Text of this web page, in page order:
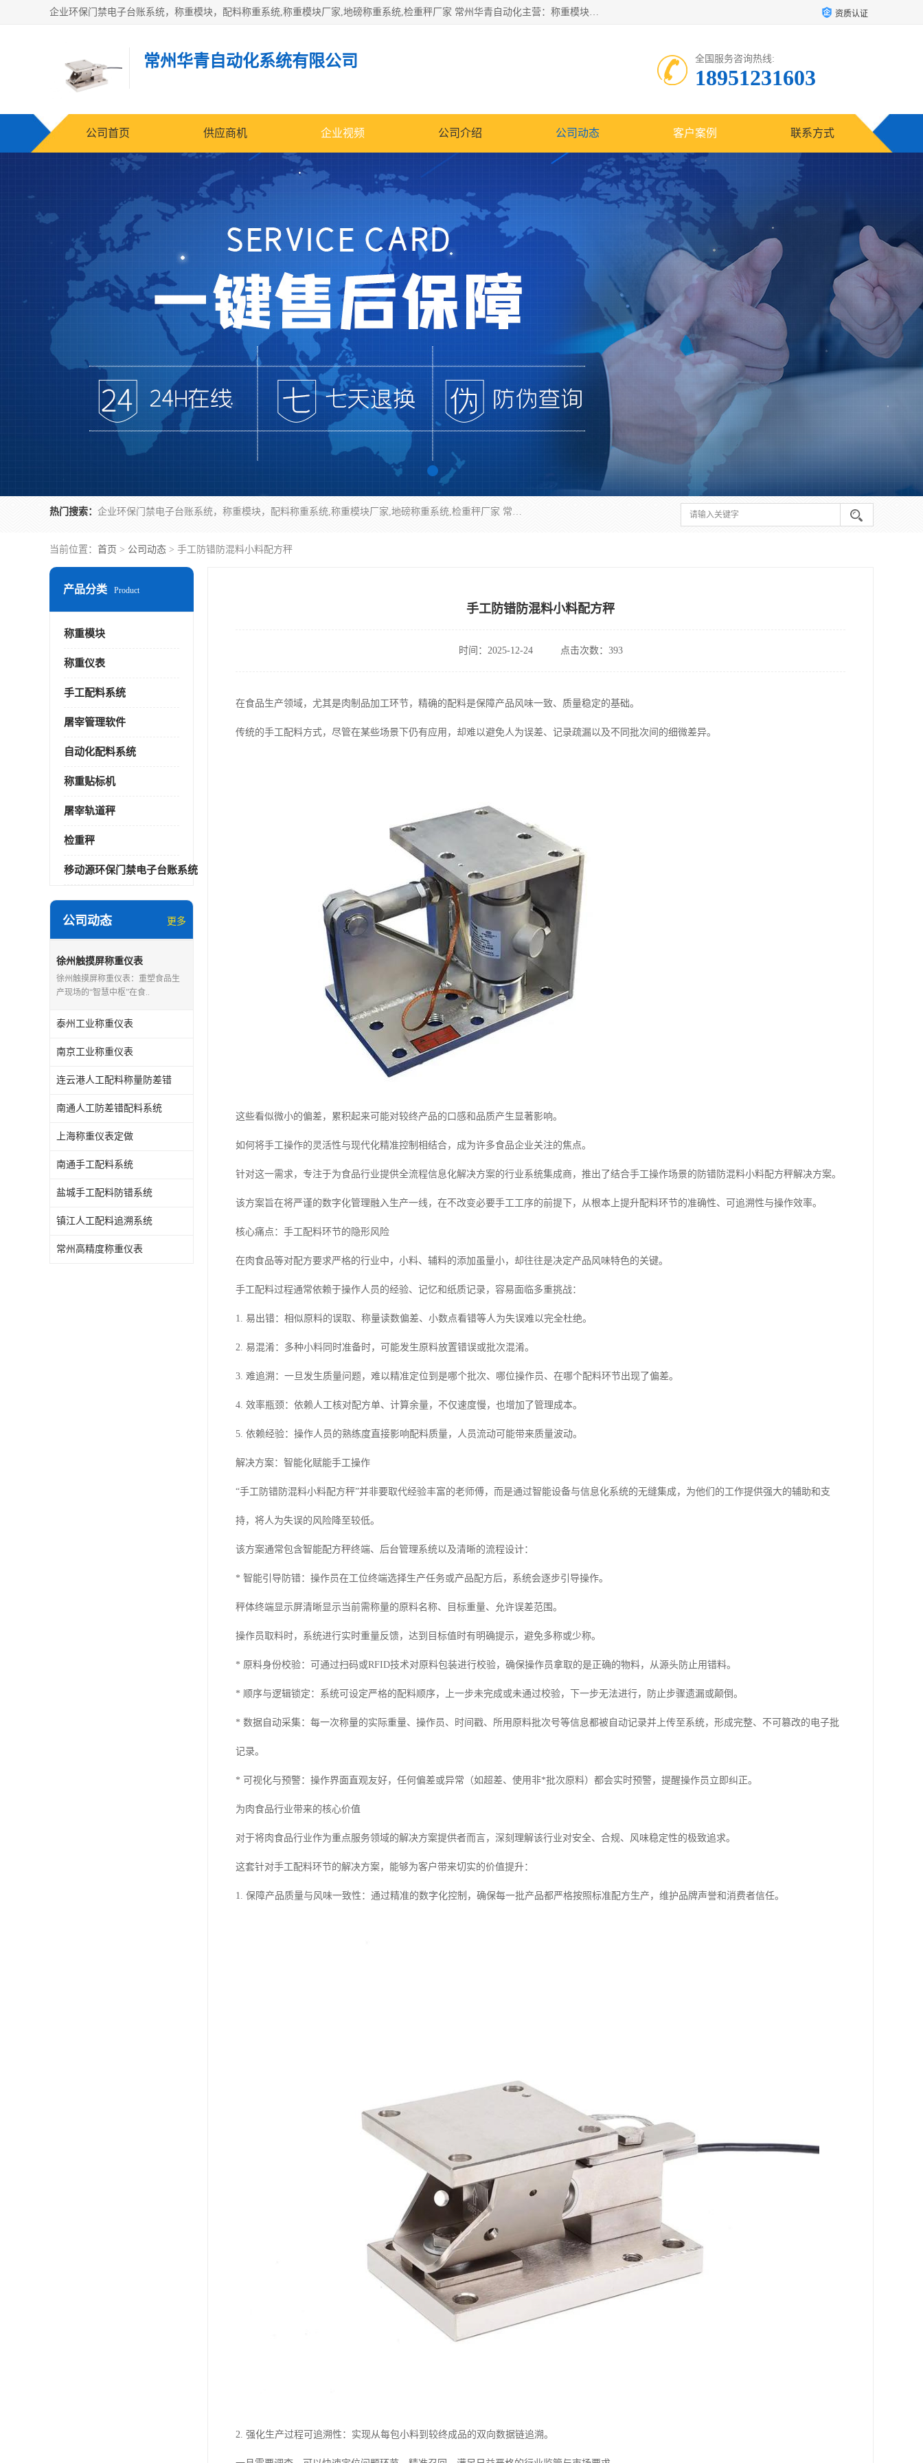
企业环保门禁电子台账系统，称重模块，配料称重系统,称重模块厂家,地磅称重系统,检重秤厂家 常州华青自动化主营：称重模块、无人值守称重系统、配料称重系统、地磅称重系统、检重秤、托利多称重模块等产品。各种称重软件，移动源环保门禁电子台账系统软件。 常州华青自动化系统有限公司7*24的电话支持服务、项目现场开发服务、新功能定制研发服务，产品培训、远程维护，现场安装调试工程等。 资质认证
常州华青自动化系统有限公司 全国服务咨询热线:
18951231603
公司首页 供应商机 企业视频 公司介绍 公司动态 客户案例 联系方式
热门搜索： 企业环保门禁电子台账系统，称重模块，配料称重系统,称重模块厂家,地磅称重系统,检重秤厂家 常州华青自动化主营：称重模块、无人值守称重系统、配料称重系统、地磅称重系统、检重秤、托利多称重模块等产品。各种称重软件，移动源环保门禁电子台账系统软件。 常州华青自动化系统有限公司7*24的电话支持服务、项目现场开发服务、新功能定制研发服务，产品培训、远程维护，现场安装调试工程等。
当前位置： 首页 > 公司动态 > 手工防错防混料小料配方秤
产品分类 Product
称重模块
称重仪表
手工配料系统
屠宰管理软件
自动化配料系统
称重贴标机
屠宰轨道秤
检重秤
移动源环保门禁电子台账系统
公司动态 更多
徐州触摸屏称重仪表
徐州触摸屏称重仪表：重塑食品生
产现场的“智慧中枢”在食..
泰州工业称重仪表
南京工业称重仪表
连云港人工配料称量防差错
南通人工防差错配料系统
上海称重仪表定做
南通手工配料系统
盐城手工配料防错系统
镇江人工配料追溯系统
常州高精度称重仪表
手工防错防混料小料配方秤
时间：2025-12-24 点击次数：393
在食品生产领域，尤其是肉制品加工环节，精确的配料是保障产品风味一致、质量稳定的基础。
传统的手工配料方式，尽管在某些场景下仍有应用，却难以避免人为误差、记录疏漏以及不同批次间的细微差异。
这些看似微小的偏差，累积起来可能对较终产品的口感和品质产生显著影响。
如何将手工操作的灵活性与现代化精准控制相结合，成为许多食品企业关注的焦点。
针对这一需求，专注于为食品行业提供全流程信息化解决方案的行业系统集成商，推出了结合手工操作场景的防错防混料小料配方秤解决方案。
该方案旨在将严谨的数字化管理融入生产一线，在不改变必要手工工序的前提下，从根本上提升配料环节的准确性、可追溯性与操作效率。
核心痛点：手工配料环节的隐形风险
在肉食品等对配方要求严格的行业中，小料、辅料的添加虽量小，却往往是决定产品风味特色的关键。
手工配料过程通常依赖于操作人员的经验、记忆和纸质记录，容易面临多重挑战：
1. 易出错：相似原料的误取、称量读数偏差、小数点看错等人为失误难以完全杜绝。
2. 易混淆：多种小料同时准备时，可能发生原料放置错误或批次混淆。
3. 难追溯：一旦发生质量问题，难以精准定位到是哪个批次、哪位操作员、在哪个配料环节出现了偏差。
4. 效率瓶颈：依赖人工核对配方单、计算余量，不仅速度慢，也增加了管理成本。
5. 依赖经验：操作人员的熟练度直接影响配料质量，人员流动可能带来质量波动。
解决方案：智能化赋能手工操作
“手工防错防混料小料配方秤”并非要取代经验丰富的老师傅，而是通过智能设备与信息化系统的无缝集成，为他们的工作提供强大的辅助和支
持，将人为失误的风险降至较低。
该方案通常包含智能配方秤终端、后台管理系统以及清晰的流程设计：
* 智能引导防错：操作员在工位终端选择生产任务或产品配方后，系统会逐步引导操作。
秤体终端显示屏清晰显示当前需称量的原料名称、目标重量、允许误差范围。
操作员取料时，系统进行实时重量反馈，达到目标值时有明确提示，避免多称或少称。
* 原料身份校验：可通过扫码或RFID技术对原料包装进行校验，确保操作员拿取的是正确的物料，从源头防止用错料。
* 顺序与逻辑锁定：系统可设定严格的配料顺序，上一步未完成或未通过校验，下一步无法进行，防止步骤遗漏或颠倒。
* 数据自动采集：每一次称量的实际重量、操作员、时间戳、所用原料批次号等信息都被自动记录并上传至系统，形成完整、不可篡改的电子批
记录。
* 可视化与预警：操作界面直观友好，任何偏差或异常（如超差、使用非*批次原料）都会实时预警，提醒操作员立即纠正。
为肉食品行业带来的核心价值
对于将肉食品行业作为重点服务领域的解决方案提供者而言，深刻理解该行业对安全、合规、风味稳定性的极致追求。
这套针对手工配料环节的解决方案，能够为客户带来切实的价值提升：
1. 保障产品质量与风味一致性：通过精准的数字化控制，确保每一批产品都严格按照标准配方生产，维护品牌声誉和消费者信任。
2. 强化生产过程可追溯性：实现从每包小料到较终成品的双向数据链追溯。